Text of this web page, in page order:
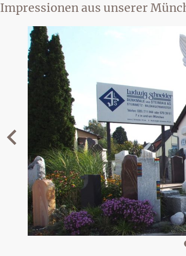
Impressionen aus unserer